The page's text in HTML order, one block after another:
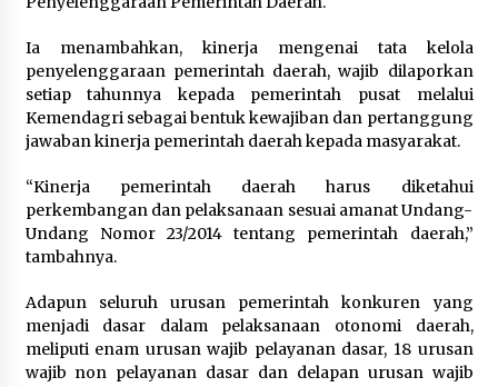
Ia menambahkan, kinerja mengenai tata kelola
penyelenggaraan pemerintah daerah, wajib dilaporkan
setiap tahunnya kepada pemerintah pusat melalui
Kemendagri sebagai bentuk kewajiban dan pertanggung
jawaban kinerja pemerintah daerah kepada masyarakat.
“Kinerja pemerintah daerah harus diketahui
perkembangan dan pelaksanaan sesuai amanat Undang-
Undang Nomor 23/2014 tentang pemerintah daerah,”
tambahnya.
Adapun seluruh urusan pemerintah konkuren yang
menjadi dasar dalam pelaksanaan otonomi daerah,
meliputi enam urusan wajib pelayanan dasar, 18 urusan
wajib non pelayanan dasar dan delapan urusan wajib